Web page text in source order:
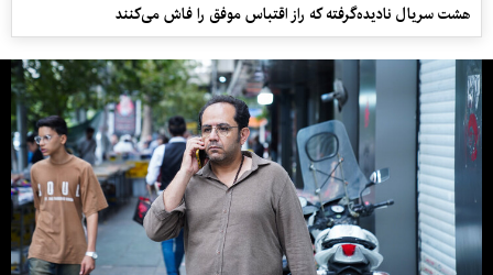
هشت سریال نادیده‌گرفته که راز اقتباس موفق را فاش می‌کنند